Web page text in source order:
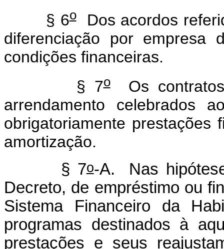
§ 6oDos acordos
diferenciação por empresa
condições financeiras.
§ 7oOs contratos
arrendamento celebrados
obrigatoriamente
amortização.
§ 7o-A. Nas
Decreto, de empréstimo ou
Sistema Financeiro da
programas destinados à
prestações e seus